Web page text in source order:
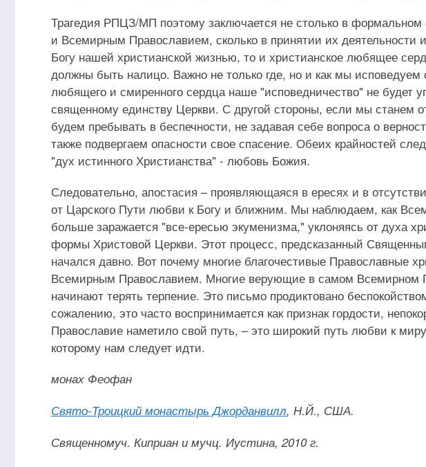
Трагедия РПЦЗ/МП поэтому заключается не столько в
и Всемирным Православием, сколько в принятии их деятельности
Богу нашей христианской жизнью, то и христианское любящее
должны быть налицо. Важно не только где, но и как мы исповедуем
любящего и смиренного сердца наше "исповедничество" не будет
священному единству Церкви. С другой стороны, если мы станем
будем пребывать в беспечности, не задавая себе вопроса о
также подвергаем опасности свое спасение. Обеих крайностей
"дух истинного Христианства" - любовь Божия.
Следовательно, апостасия – проявляющаяся в ересях и в
от Царского Пути любви к Богу и ближним. Мы наблюдаем, как
больше заражается "все-ересью экуменизма," уклоняясь от духа
формы Христовой Церкви. Этот процесс, предсказанный
начался давно. Вот почему многие благочестивые Православные
Всемирным Православием. Многие верующие в самом Всемирном
начинают терять терпение. Это письмо продиктовано
сожалению, это часто воспринимается как признак гордости,
Православие наметило свой путь, – это широкий путь любви к
которому нам следует идти.
монах Феофан
Свято-Троицкий монастырь Джорданвилл, Н.Й., США.
Священномуч. Киприан и мучц. Иустина, 2010 г.